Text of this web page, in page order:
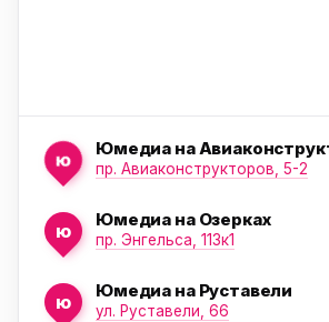
ю
Юмедиа на
пр. Авиаконструкторов, 5-2
ю
Юмедиа на Озерках
пр. Энгельса, 113к1
ю
Юмедиа на Руставели
ул. Руставели, 66